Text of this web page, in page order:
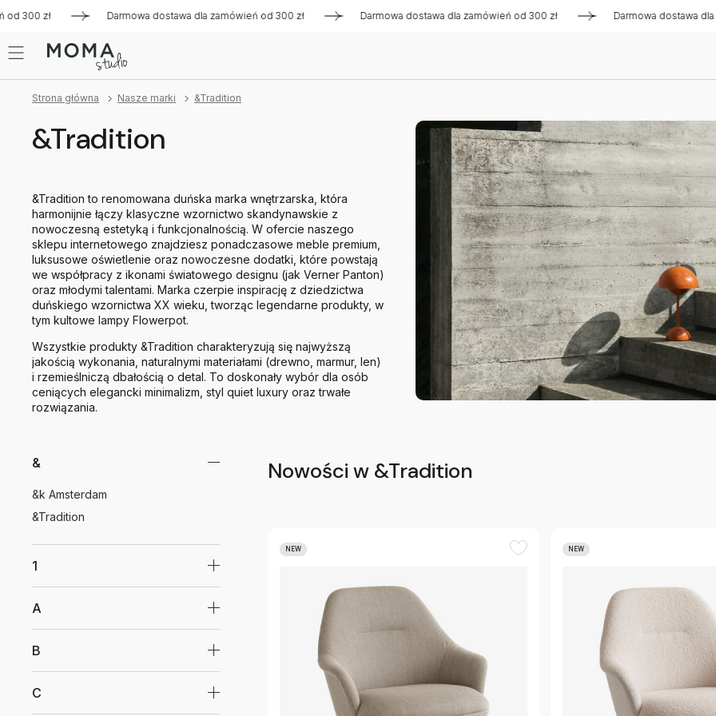
zł Darmowa dostawa dla zamówień od 300 zł Darmowa dostawa dla zamówień od 300 zł Darmowa dostawa dla
Strona główna Nasze marki &Tradition
&Tradition
&Tradition to renomowana duńska marka wnętrzarska, która
harmonijnie łączy klasyczne wzornictwo skandynawskie z
nowoczesną estetyką i funkcjonalnością. W ofercie naszego
sklepu internetowego znajdziesz ponadczasowe meble premium,
luksusowe oświetlenie oraz nowoczesne dodatki, które powstają
we współpracy z ikonami światowego designu (jak Verner Panton)
oraz młodymi talentami. Marka czerpie inspirację z dziedzictwa
duńskiego wzornictwa XX wieku, tworząc legendarne produkty, w
tym kultowe lampy Flowerpot.
Wszystkie produkty &Tradition charakteryzują się najwyższą
jakością wykonania, naturalnymi materiałami (drewno, marmur, len)
i rzemieślniczą dbałością o detal. To doskonały wybór dla osób
ceniących elegancki minimalizm, styl quiet luxury oraz trwałe
rozwiązania.
&
&k Amsterdam
&Tradition
1
A
B
C
Nowości w &Tradition
NEW NEW